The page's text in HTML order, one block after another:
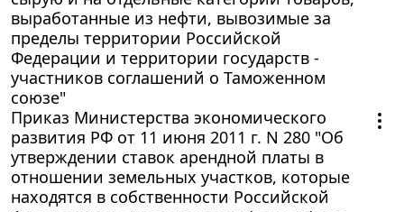
выработанные из нефти, вывозимые за
пределы территории Российской
Федерации и территории государств -
участников соглашений о Таможенном
союзе"
Приказ Министерства экономического
развития РФ от 11 июня 2011 г. N 280 "Об
утверждении ставок арендной платы в
отношении земельных участков, которые
находятся в собственности Российской